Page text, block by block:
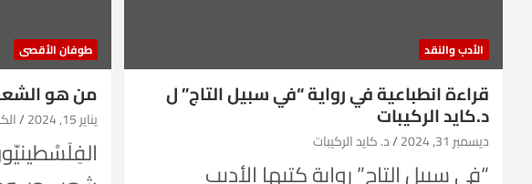
الأدب والنقد
قراءة انطباعية في رواية “في سبيل التاج” ل
د.كايد الركيبات
ديسمبر 31, 2024 د. كايد الركيبات
“في سبيل التاج” رواية كتبها الأديب
طوفان الأقصى
من هو
يناير 15, 2024